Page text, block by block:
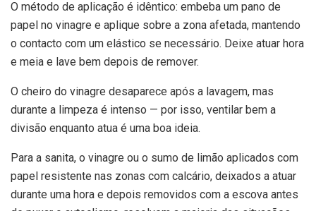
O método de aplicação é idêntico: embeba um pano de
papel no vinagre e aplique sobre a zona afetada, mantendo
o contacto com um elástico se necessário. Deixe atuar hora
e meia e lave bem depois de remover.
O cheiro do vinagre desaparece após a lavagem, mas
durante a limpeza é intenso — por isso, ventilar bem a
divisão enquanto atua é uma boa ideia.
Para a sanita, o vinagre ou o sumo de limão aplicados com
papel resistente nas zonas com calcário, deixados a atuar
durante uma hora e depois removidos com a escova antes